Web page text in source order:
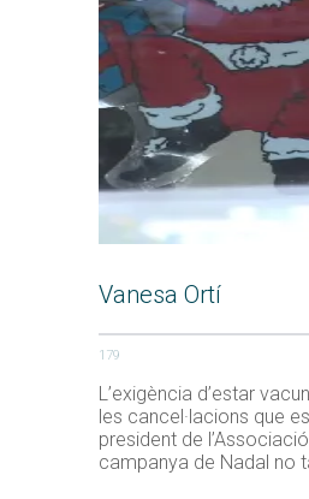
Vanesa Ortí
179
L’exigència d’estar
les cancel·lacions que
president de
campanya de Nadal no